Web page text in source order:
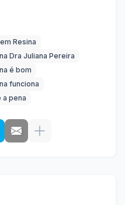
Resina
Dra Juliana Pereira
é bom
funciona
a pena